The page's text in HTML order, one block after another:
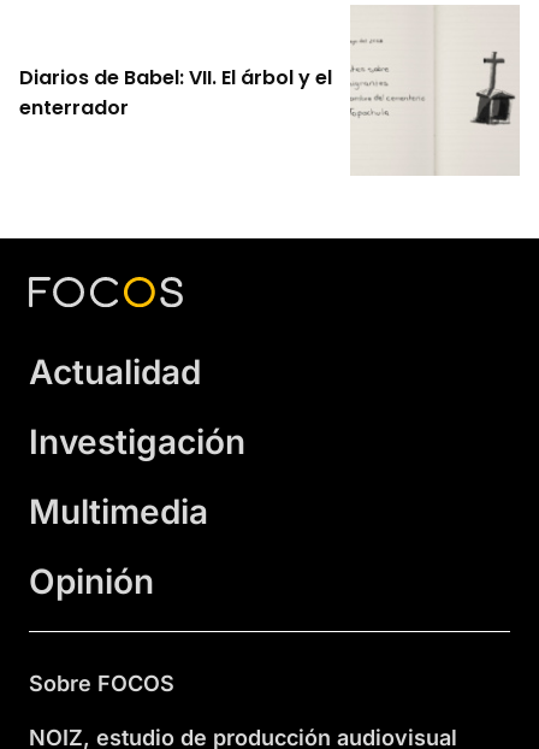
Diarios de Babel: VII. El árbol y el
enterrador
Actualidad
Investigación
Multimedia
Opinión
Sobre FOCOS
NOIZ, estudio de producción audiovisual